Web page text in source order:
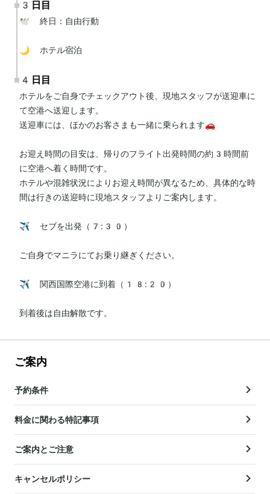
3日目
🕊 終日：自由行動
🌙 ホテル宿泊
4日目
ホテルをご自身でチェックアウト後、現地スタッフが送迎車に
て空港へ送迎します。
送迎車には、ほかのお客さまも一緒に乗られます🚗
お迎え時間の目安は、帰りのフライト出発時間の約3時間前
に空港へ着く時間です。
ホテルや混雑状況によりお迎え時間が異なるため、具体的な時
間は行きの送迎時に現地スタッフよりご案内します。
✈️ セブを出発（7:30）
ご自身でマニラにてお乗り継ぎください。
✈️ 関西国際空港に到着（18:20）
到着後は自由解散です。
ご案内
予約条件
料金に関わる特記事項
ご案内とご注意
キャンセルポリシー